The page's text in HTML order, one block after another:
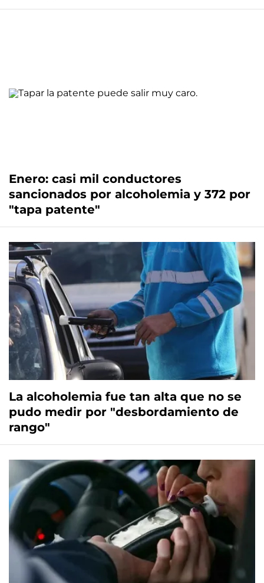
Enero: casi mil conductores
sancionados por alcoholemia y 372 por
"tapa patente"
La alcoholemia fue tan alta que no se
pudo medir por "desbordamiento de
rango"